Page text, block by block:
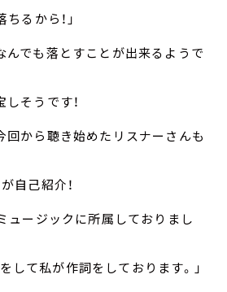
ちるから！」
んでも落とすことが出来るようで
そうです！
回から聴き始めたリスナーさんも
自己紹介！
ュージックに所属しておりまし
て私が作詞をしております。」